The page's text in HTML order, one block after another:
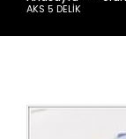
AKS 5 DELİK